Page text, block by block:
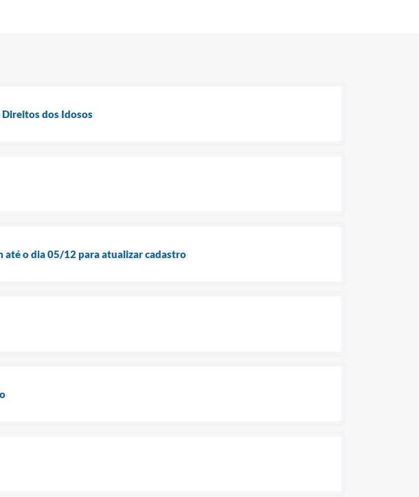
dos Idosos
até o dia 05/12 para atualizar cadastro